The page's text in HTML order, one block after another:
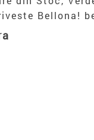
Bellona!